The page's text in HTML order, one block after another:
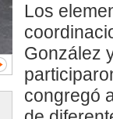
Los
González
congregó